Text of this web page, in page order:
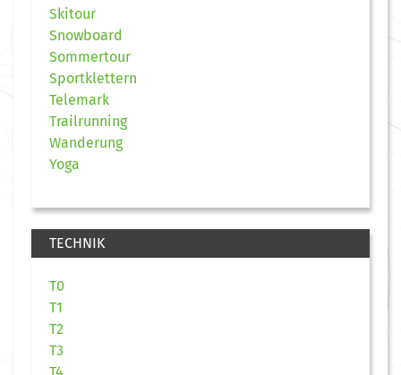
Skitour
Snowboard
Sommertour
Sportklettern
Telemark
Trailrunning
Wanderung
Yoga
TECHNIK
T0
T1
T2
T3
T4